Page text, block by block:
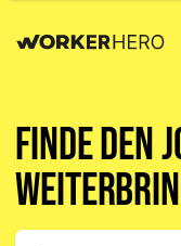
Finde den